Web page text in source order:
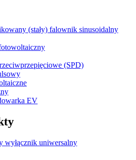
(stały) falownik sinusoidalny
(SPD)
EV